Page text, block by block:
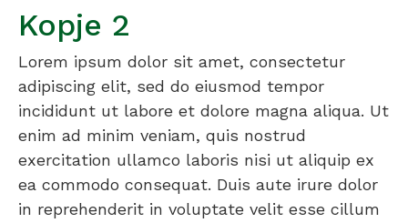
Kopje 2
Lorem ipsum dolor sit amet, consectetur
adipiscing elit, sed do eiusmod tempor
incididunt ut labore et dolore magna aliqua. Ut
enim ad minim veniam, quis nostrud
exercitation ullamco laboris nisi ut aliquip ex
ea commodo consequat. Duis aute irure dolor
in reprehenderit in voluptate velit esse cillum